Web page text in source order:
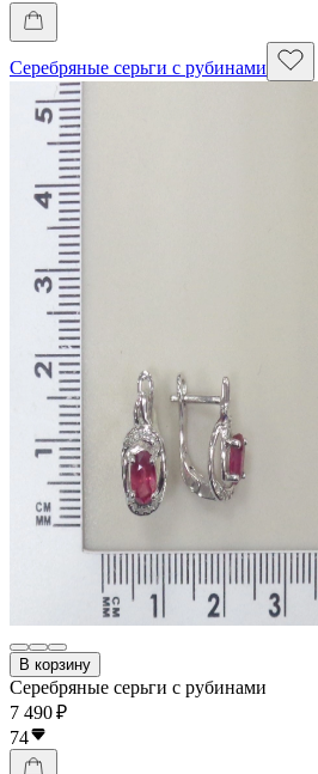
Серебряные серьги с рубинами
В корзину
Серебряные серьги с рубинами
7 490 ₽
74